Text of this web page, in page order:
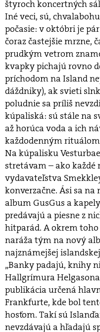
štyroch koncertných
Iné veci, sú,
počasie: v októbri je
čoraz častejšie mrzne,
prudkým vetrom
kvapky pichajú rovno
príchodom na Island
dáždniky), ak svieti
poludnie sa príliš
kúpaliská: sú stále na
až horúca voda a ich
každodenným
Na kúpalisku
stretávam – ako každé
vydavateľstva
konverzačne. Ási sa na
album GusGus a
predávajú a piesne z
hitparád. A okrem
naráža tým na nový
najznámejšej
„Banky padajú, knihy
Hallgrímura Helgasona
publikácia určená
Frankfurte, kde bol
hosťom. Takí sú
nevzdávajú a hľadajú